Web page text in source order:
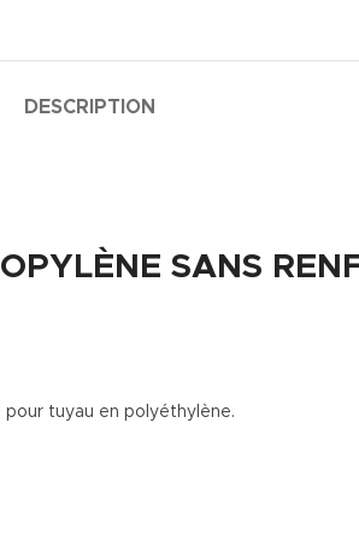
DESCRIPTION
SANS
tuyau en polyéthylène.